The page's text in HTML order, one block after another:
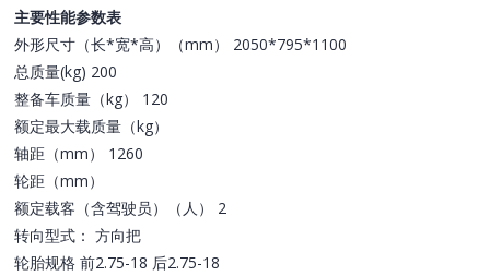
主要性能参数表
外形尺寸（长*宽*高）（mm） 2050*795*1100
总质量(kg) 200
整备车质量（kg） 120
额定最大载质量（kg）
轴距（mm） 1260
轮距（mm）
额定载客（含驾驶员）（人） 2
转向型式： 方向把
轮胎规格 前2.75-18 后2.75-18